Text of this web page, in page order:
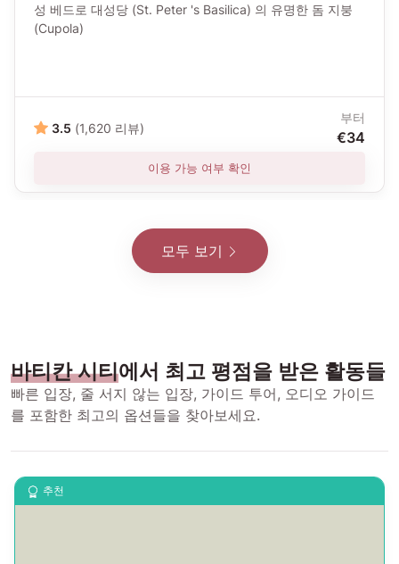
성 베드로 대성당 (St. Peter 's Basilica) 의 유명한 돔 지붕
(Cupola)
3.5 (1,620 리뷰)
부터
€34
이용 가능 여부 확인
모두 보기
바티칸 시티에서 최고 평점을 받은 활동들
빠른 입장, 줄 서지 않는 입장, 가이드 투어, 오디오 가이드
를 포함한 최고의 옵션들을 찾아보세요.
추천